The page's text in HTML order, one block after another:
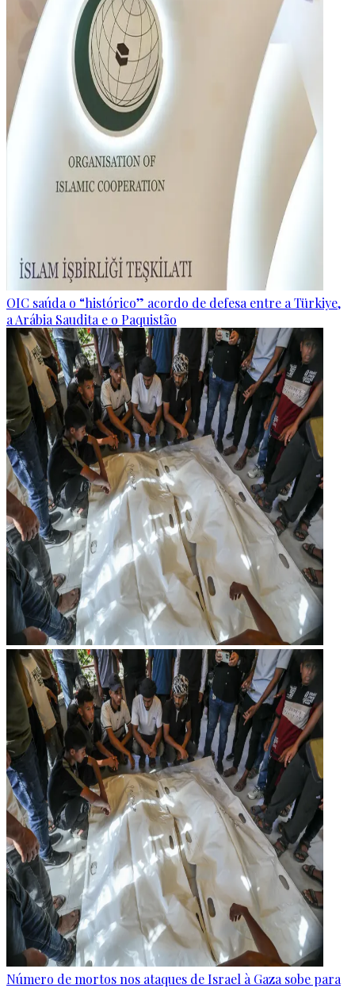
OIC saúda o “histórico” acordo de defesa entre a Türkiye,
a Arábia Saudita e o Paquistão
Número de mortos nos ataques de Israel à Gaza sobe para